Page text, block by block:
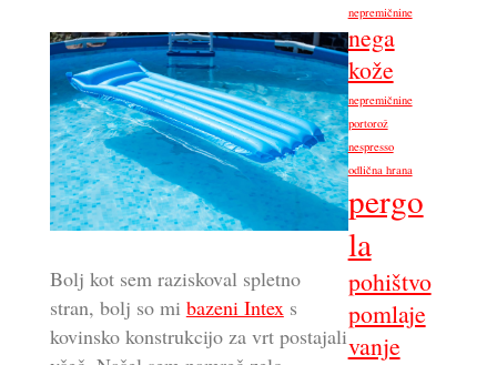
Bolj kot sem raziskoval spletno
stran, bolj so mi bazeni Intexs
kovinsko konstrukcijo za vrt postajali
nepremičnine
nega
kože
nepremičnine
portorož
nespresso
odlična hrana
pergo
la
pohištvo
pomlaje
vanje